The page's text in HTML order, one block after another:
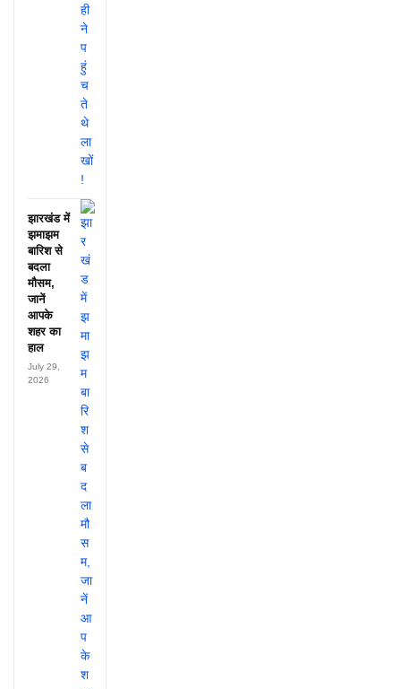
झारखंड में
झमाझम
बारिश से
बदला
मौसम,
जानें
आपके
शहर का
हाल
July 29,
2026